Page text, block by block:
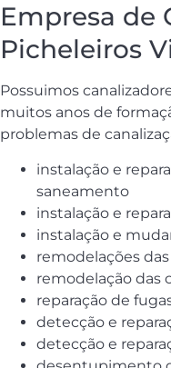
Empresa de
Picheleiros
Possuimos
muitos anos de
problemas de
instalação e
saneamento
instalação e
instalação e
remodelações
remodelação das
reparação de
detecção e
detecção e